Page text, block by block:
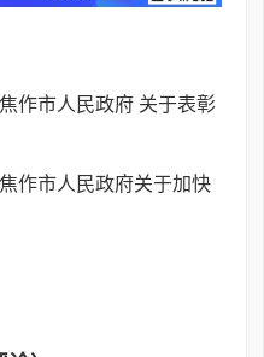
作市人民政府 关于表彰
作市人民政府关于加快